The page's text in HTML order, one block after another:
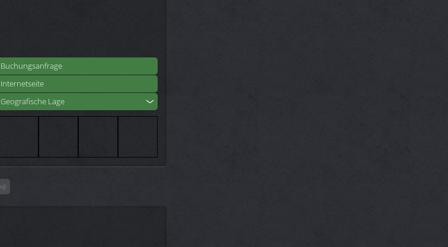
Buchungsanfrage
Internetseite
Geografische Lage